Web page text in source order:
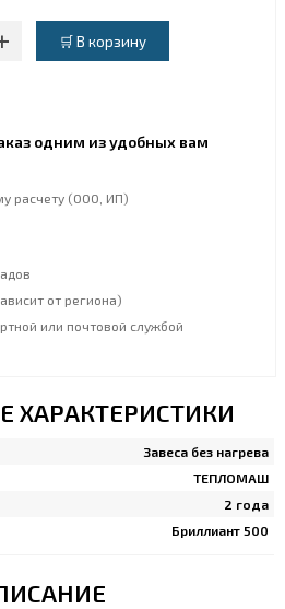
одним из удобных вам
расчету (ООО, ИП)
от региона)
или почтовой службой
ХАРАКТЕРИСТИКИ
Завеса без нагрева
ТЕПЛОМАШ
2 года
Бриллиант 500